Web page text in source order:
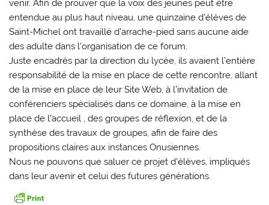
venir. Afin de prouver que la voix des jeunes peut être
entendue au plus haut niveau, une quinzaine d’élèves de
Saint-Michel ont travaillé d’arrache-pied sans aucune aide
des adulte dans l’organisation de ce forum.
Juste encadrés par la direction du lycée, ils avaient l’entière
responsabilité de la mise en place de cette rencontre, allant
de la mise en place de leur Site Web, à l’invitation de
conférenciers spécialisés dans ce domaine, à la mise en
place de l’accueil , des groupes de réflexion, et de la
synthèse des travaux de groupes, afin de faire des
propositions claires aux instances Onusiennes.
Nous ne pouvons que saluer ce projet d’élèves, impliqués
dans leur avenir et celui des futures générations.